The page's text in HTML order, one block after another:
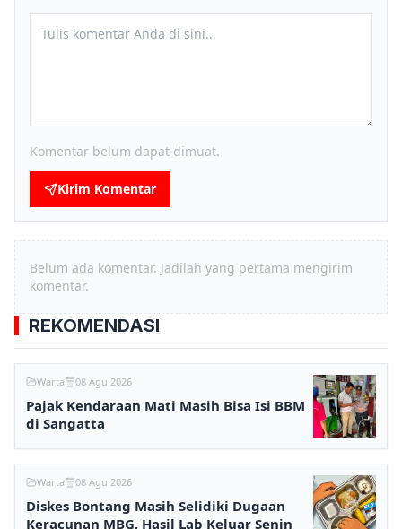
Komentar belum dapat dimuat.
Kirim Komentar
Belum ada komentar. Jadilah yang pertama mengirim
komentar.
REKOMENDASI
Warta 08 Agu 2026
Pajak Kendaraan Mati Masih Bisa Isi BBM
di Sangatta
Warta 08 Agu 2026
Diskes Bontang Masih Selidiki Dugaan
Keracunan MBG, Hasil Lab Keluar Senin